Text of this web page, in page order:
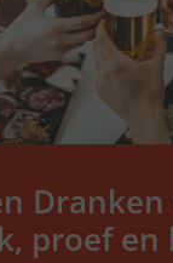
proef en